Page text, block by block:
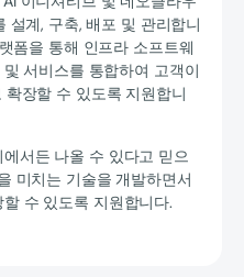
설계, 구축, 배포 및 관리합니
폼을 통해 인프라 소프트웨
서비스를 통합하여 고객이
장할 수 있도록 지원합니
서든 나올 수 있다고 믿으
미치는 기술을 개발하면서
수 있도록 지원합니다.